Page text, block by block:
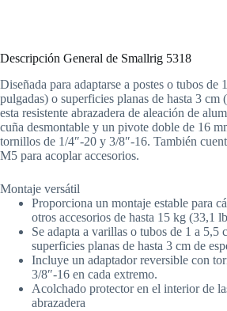
Descripción General de Smallrig 5318
Diseñada para adaptarse a postes o tubos de
pulgadas) o superficies planas de hasta 3 cm
esta resistente abrazadera de aleación de
cuña desmontable y un pivote doble de 16
tornillos de 1/4″-20 y 3/8″-16. También
M5 para acoplar accesorios.
Montaje versátil
Proporciona un montaje estable para
otros accesorios de hasta 15 kg (33,1
Se adapta a varillas o tubos de 1 a 5,5
superficies planas de hasta 3 cm de
Incluye un adaptador reversible con
3/8″-16 en cada extremo.
Acolchado protector en el interior de
abrazadera